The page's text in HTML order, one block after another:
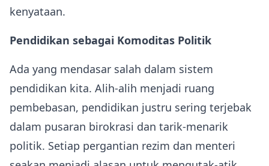
kenyataan.
Pendidikan sebagai Komoditas Politik
Ada yang mendasar salah dalam sistem
pendidikan kita. Alih-alih menjadi ruang
pembebasan, pendidikan justru sering terjebak
dalam pusaran birokrasi dan tarik-menarik
politik. Setiap pergantian rezim dan menteri